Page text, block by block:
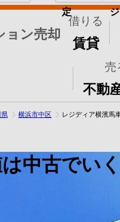
ョン売却
借りる
賃貸
売
不動
定 ジ
県 横浜市中区 レジディア横濱馬
中古でい